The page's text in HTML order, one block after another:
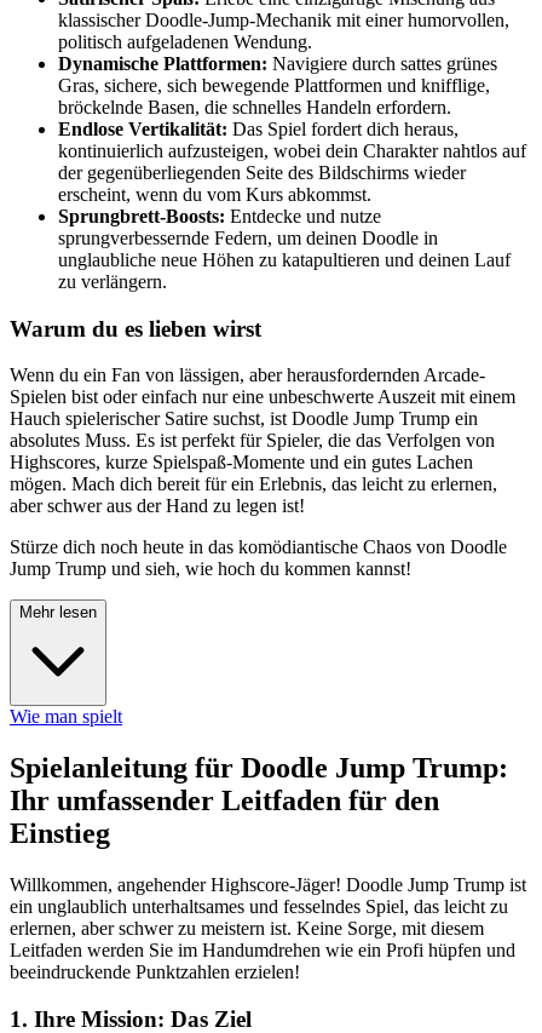
klassischer Doodle-Jump-Mechanik mit einer humorvollen,
politisch aufgeladenen Wendung.
Dynamische Plattformen: Navigiere durch sattes grünes
Gras, sichere, sich bewegende Plattformen und knifflige,
bröckelnde Basen, die schnelles Handeln erfordern.
Endlose Vertikalität: Das Spiel fordert dich heraus,
kontinuierlich aufzusteigen, wobei dein Charakter nahtlos auf
der gegenüberliegenden Seite des Bildschirms wieder
erscheint, wenn du vom Kurs abkommst.
Sprungbrett-Boosts: Entdecke und nutze
sprungverbessernde Federn, um deinen Doodle in
unglaubliche neue Höhen zu katapultieren und deinen Lauf
zu verlängern.
Warum du es lieben wirst
Wenn du ein Fan von lässigen, aber herausfordernden Arcade-
Spielen bist oder einfach nur eine unbeschwerte Auszeit mit einem
Hauch spielerischer Satire suchst, ist Doodle Jump Trump ein
absolutes Muss. Es ist perfekt für Spieler, die das Verfolgen von
Highscores, kurze Spielspaß-Momente und ein gutes Lachen
mögen. Mach dich bereit für ein Erlebnis, das leicht zu erlernen,
aber schwer aus der Hand zu legen ist!
Stürze dich noch heute in das komödiantische Chaos von Doodle
Jump Trump und sieh, wie hoch du kommen kannst!
Mehr lesen
Wie man spielt
Spielanleitung für Doodle Jump Trump:
Ihr umfassender Leitfaden für den
Einstieg
Willkommen, angehender Highscore-Jäger! Doodle Jump Trump ist
ein unglaublich unterhaltsames und fesselndes Spiel, das leicht zu
erlernen, aber schwer zu meistern ist. Keine Sorge, mit diesem
Leitfaden werden Sie im Handumdrehen wie ein Profi hüpfen und
beeindruckende Punktzahlen erzielen!
1. Ihre Mission: Das Ziel